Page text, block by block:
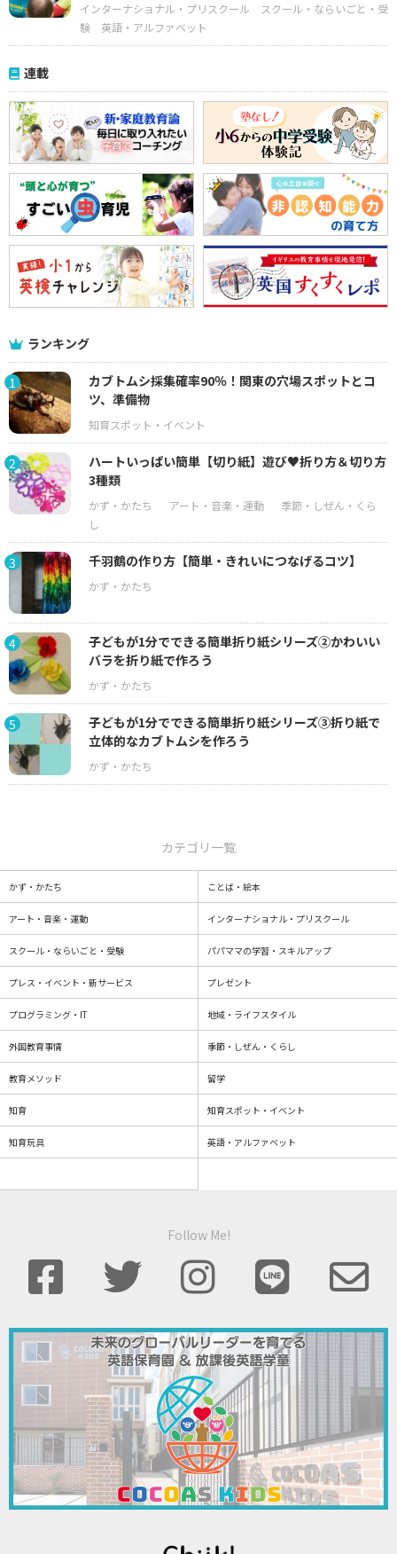
インターナショナル・プリスクール
スクール・ならいごと・受
験
英語・アルファベット
連載
ランキング
1
カブトムシ採集確率90％！関東の穴場スポットとコ
ツ、準備物
2
ハートいっぱい簡単【切り紙】遊び♥折り方＆切り方
3種類
3 千羽鶴の作り方【簡単・きれいにつなげるコツ】
4
子どもが1分でできる簡単折り紙シリーズ②かわいい
バラを折り紙で作ろう
5
子どもが1分でできる簡単折り紙シリーズ③折り紙で
立体的なカブトムシを作ろう
カテゴリ一覧
かず・かたち ことば・絵本
アート・音楽・運動 インターナショナル・プリスクール
スクール・ならいごと・受験 パパママの学習・スキルアップ
プレス・イベント・新サービス プレゼント
プログラミング・IT 地域・ライフスタイル
外国教育事情 季節・しぜん・くらし
教育メソッド 留学
知育 知育スポット・イベント
知育玩具 英語・アルファベット
Follow Me!